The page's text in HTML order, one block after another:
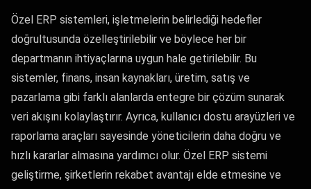
Özel ERP sistemleri, işletmelerin belirlediği hedefler
doğrultusunda özelleştirilebilir ve böylece her bir
departmanın ihtiyaçlarına uygun hale getirilebilir. Bu
sistemler, finans, insan kaynakları, üretim, satış ve
pazarlama gibi farklı alanlarda entegre bir çözüm sunarak
veri akışını kolaylaştırır. Ayrıca, kullanıcı dostu arayüzleri ve
raporlama araçları sayesinde yöneticilerin daha doğru ve
hızlı kararlar almasına yardımcı olur. Özel ERP sistemi
geliştirme, şirketlerin rekabet avantajı elde etmesine ve